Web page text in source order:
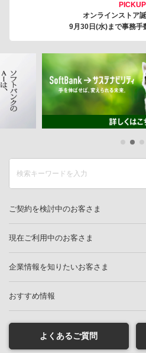
PICKUP
オンラインストア
9月30日(水)まで事務
ご契約を検討中のお客さま
現在ご利用中のお客さま
企業情報を知りたいお客さま
おすすめ情報
よくあるご質問